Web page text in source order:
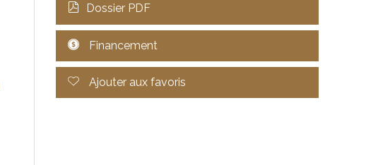
Dossier PDF
Financement
Ajouter aux favoris